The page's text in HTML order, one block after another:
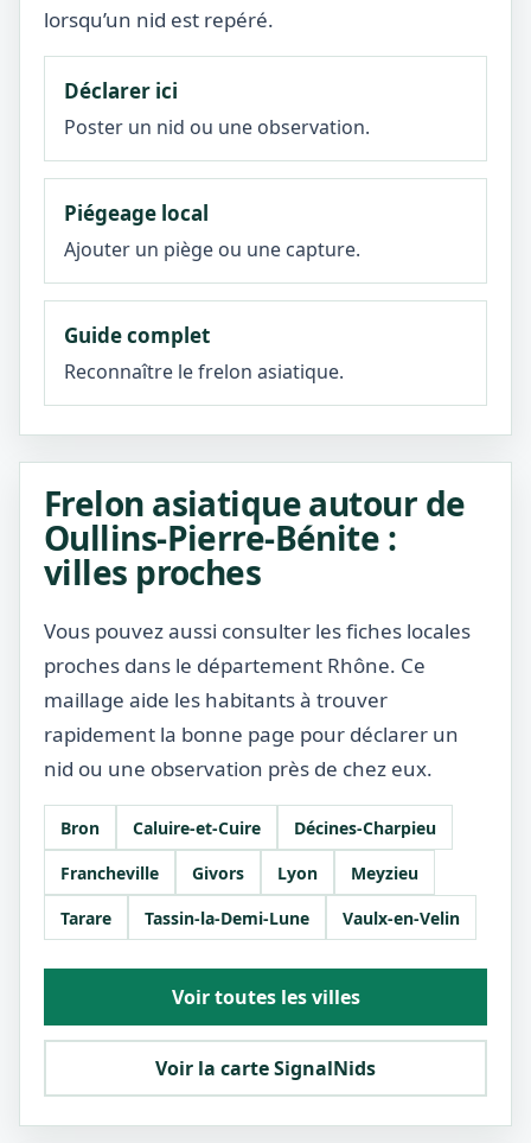
lorsqu’un nid est repéré.
Déclarer ici
Poster un nid ou une observation.
Piégeage local
Ajouter un piège ou une capture.
Guide complet
Reconnaître le frelon asiatique.
Frelon asiatique autour de
Oullins-Pierre-Bénite :
villes proches
Vous pouvez aussi consulter les fiches locales
proches dans le département Rhône. Ce
maillage aide les habitants à trouver
rapidement la bonne page pour déclarer un
nid ou une observation près de chez eux.
Bron Caluire-et-Cuire
Décines-Charpieu
Francheville
Givors Lyon
Meyzieu
Tarare
Tassin-la-Demi-Lune Vaulx-en-Velin
Voir toutes les villes
Voir la carte SignalNids